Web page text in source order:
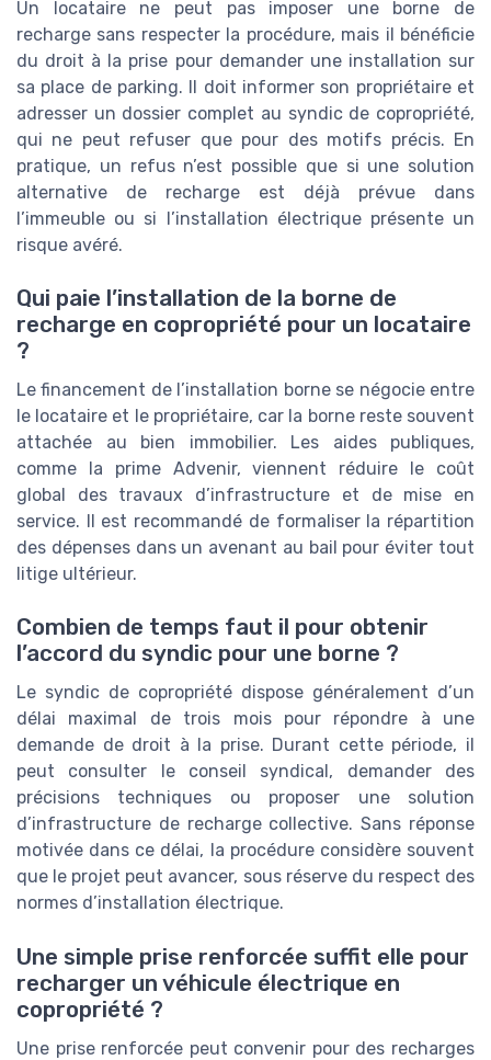
Un locataire ne peut pas imposer une borne de
recharge sans respecter la procédure, mais il bénéficie
du droit à la prise pour demander une installation sur
sa place de parking. Il doit informer son propriétaire et
adresser un dossier complet au syndic de copropriété,
qui ne peut refuser que pour des motifs précis. En
pratique, un refus n’est possible que si une solution
alternative de recharge est déjà prévue dans
l’immeuble ou si l’installation électrique présente un
risque avéré.
Qui paie l’installation de la borne de
recharge en copropriété pour un locataire
?
Le financement de l’installation borne se négocie entre
le locataire et le propriétaire, car la borne reste souvent
attachée au bien immobilier. Les aides publiques,
comme la prime Advenir, viennent réduire le coût
global des travaux d’infrastructure et de mise en
service. Il est recommandé de formaliser la répartition
des dépenses dans un avenant au bail pour éviter tout
litige ultérieur.
Combien de temps faut il pour obtenir
l’accord du syndic pour une borne ?
Le syndic de copropriété dispose généralement d’un
délai maximal de trois mois pour répondre à une
demande de droit à la prise. Durant cette période, il
peut consulter le conseil syndical, demander des
précisions techniques ou proposer une solution
d’infrastructure de recharge collective. Sans réponse
motivée dans ce délai, la procédure considère souvent
que le projet peut avancer, sous réserve du respect des
normes d’installation électrique.
Une simple prise renforcée suffit elle pour
recharger un véhicule électrique en
copropriété ?
Une prise renforcée peut convenir pour des recharges